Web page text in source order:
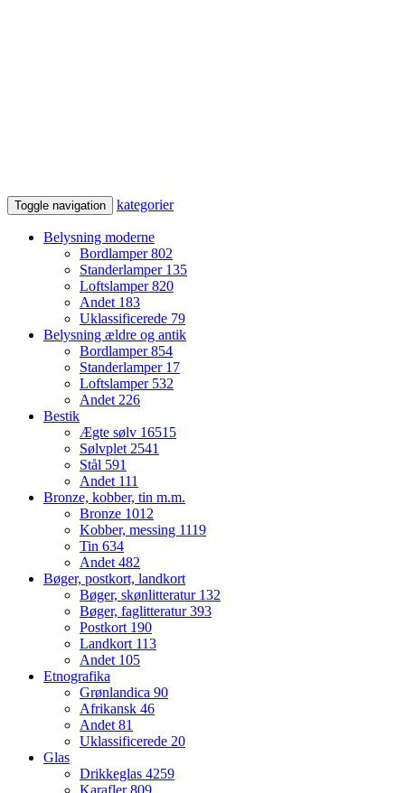
Toggle navigation kategorier
Belysning moderne
Bordlamper802
Standerlamper 135
Loftslamper820
Andet 183
Uklassificerede 79
Belysning ældre og antik
Bordlamper854
Standerlamper 17
Loftslamper 532
Andet226
Bestik
Ægte sølv 16515
Sølvplet2541
Stål 591
Andet 111
Bronze, kobber, tin m.m.
Bronze 1012
Kobber, messing 1119
Tin 634
Andet482
Bøger, postkort, landkort
Bøger, skønlitteratur 132
Bøger, faglitteratur393
Postkort 190
Landkort 113
Andet 105
Etnografika
Grønlandica 90
Afrikansk 46
Andet81
Uklassificerede 20
Glas
Drikkeglas 4259